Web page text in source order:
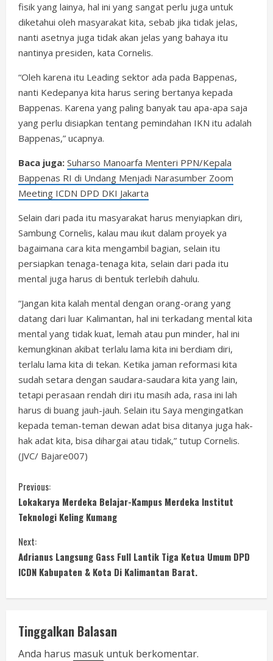
fisik yang lainya, hal ini yang sangat perlu juga untuk
diketahui oleh masyarakat kita, sebab jika tidak jelas,
nanti asetnya juga tidak akan jelas yang bahaya itu
nantinya presiden, kata Cornelis.
“Oleh karena itu Leading sektor ada pada Bappenas,
nanti Kedepanya kita harus sering bertanya kepada
Bappenas. Karena yang paling banyak tau apa-apa saja
yang perlu disiapkan tentang pemindahan IKN itu adalah
Bappenas,” ucapnya.
Baca juga: Suharso Manoarfa Menteri PPN/Kepala
Bappenas RI di Undang Menjadi Narasumber Zoom
Meeting ICDN DPD DKI Jakarta
Selain dari pada itu masyarakat harus menyiapkan diri,
Sambung Cornelis, kalau mau ikut dalam proyek ya
bagaimana cara kita mengambil bagian, selain itu
persiapkan tenaga-tenaga kita, selain dari pada itu
mental juga harus di bentuk terlebih dahulu.
“Jangan kita kalah mental dengan orang-orang yang
datang dari luar Kalimantan, hal ini terkadang mental kita
mental yang tidak kuat, lemah atau pun minder, hal ini
kemungkinan akibat terlalu lama kita ini berdiam diri,
terlalu lama kita di tekan. Ketika jaman reformasi kita
sudah setara dengan saudara-saudara kita yang lain,
tetapi perasaan rendah diri itu masih ada, rasa ini lah
harus di buang jauh-jauh. Selain itu Saya mengingatkan
kepada teman-teman dewan adat bisa ditanya juga hak-
hak adat kita, bisa dihargai atau tidak,” tutup Cornelis.
(JVC/ Bajare007)
C
o
n
t
i
n
u
Previous:
Lokakarya Merdeka Belajar-Kampus Merdeka Institut
Teknologi Keling Kumang
Next:
Adrianus Langsung Gass Full Lantik Tiga Ketua Umum DPD
ICDN Kabupaten & Kota Di Kalimantan Barat.
Tinggalkan Balasan
Anda harus masuk untuk berkomentar.